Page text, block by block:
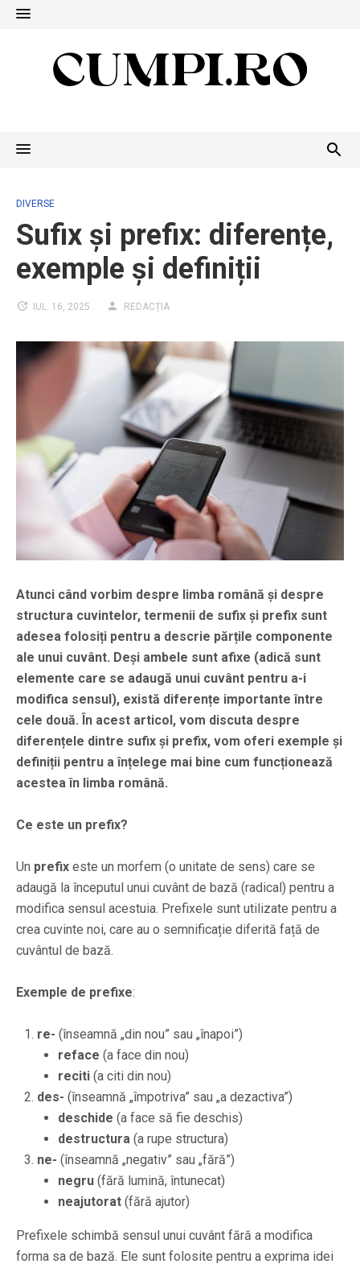
Skip
DIVERSE
Sufix și prefix: diferențe,
exemple și definiții
IUL. 16, 2025 REDACȚIA
Atunci când vorbim despre limba română și despre
structura cuvintelor, termenii de sufix și prefix sunt
adesea folosiți pentru a descrie părțile componente
ale unui cuvânt. Deși ambele sunt afixe (adică sunt
elemente care se adaugă unui cuvânt pentru a-i
modifica sensul), există diferențe importante între
cele două. În acest articol, vom discuta despre
diferențele dintre sufix și prefix, vom oferi exemple și
definiții pentru a înțelege mai bine cum funcționează
acestea în limba română.
Ce este un prefix?
Un prefix este un morfem (o unitate de sens) care se
adaugă la începutul unui cuvânt de bază (radical) pentru a
modifica sensul acestuia. Prefixele sunt utilizate pentru a
crea cuvinte noi, care au o semnificație diferită față de
cuvântul de bază.
Exemple de prefixe:
re- (înseamnă „din nou” sau „înapoi”)
reface (a face din nou)
reciti (a citi din nou)
des- (înseamnă „împotriva” sau „a dezactiva”)
deschide (a face să fie deschis)
destructura (a rupe structura)
ne- (înseamnă „negativ” sau „fără”)
negru (fără lumină, întunecat)
neajutorat (fără ajutor)
Prefixele schimbă sensul unui cuvânt fără a modifica
forma sa de bază. Ele sunt folosite pentru a exprima idei